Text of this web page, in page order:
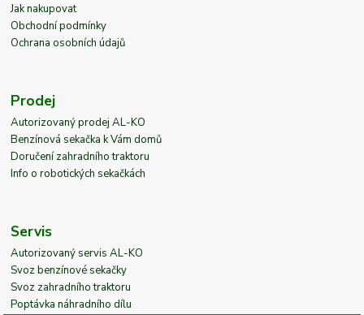
Jak nakupovat
Obchodní podmínky
Ochrana osobních údajů
Prodej
Autorizovaný prodej AL-KO
Benzínová sekačka k Vám domů
Doručení zahradního traktoru
Info o robotických sekačkách
Servis
Autorizovaný servis AL-KO
Svoz benzínové sekačky
Svoz zahradního traktoru
Poptávka náhradního dílu